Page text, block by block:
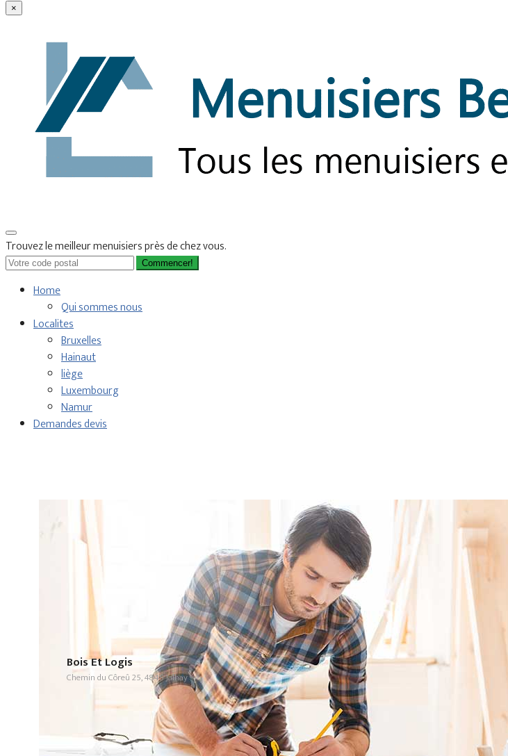
×
Trouvez le meilleur menuisiers près de chez vous.
Commencer!
Home
Qui sommes nous
Localites
Bruxelles
Hainaut
liège
Luxembourg
Namur
Demandes devis
Bois Et Logis
Chemin du Côreû 25, 4845 Jalhay